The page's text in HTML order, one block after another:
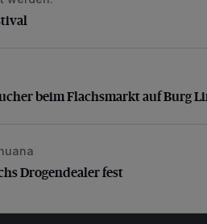
beim Flachsmarkt auf Burg
beim Flachsmarkt auf Burg
Drogendealer fest
Drogendealer fest